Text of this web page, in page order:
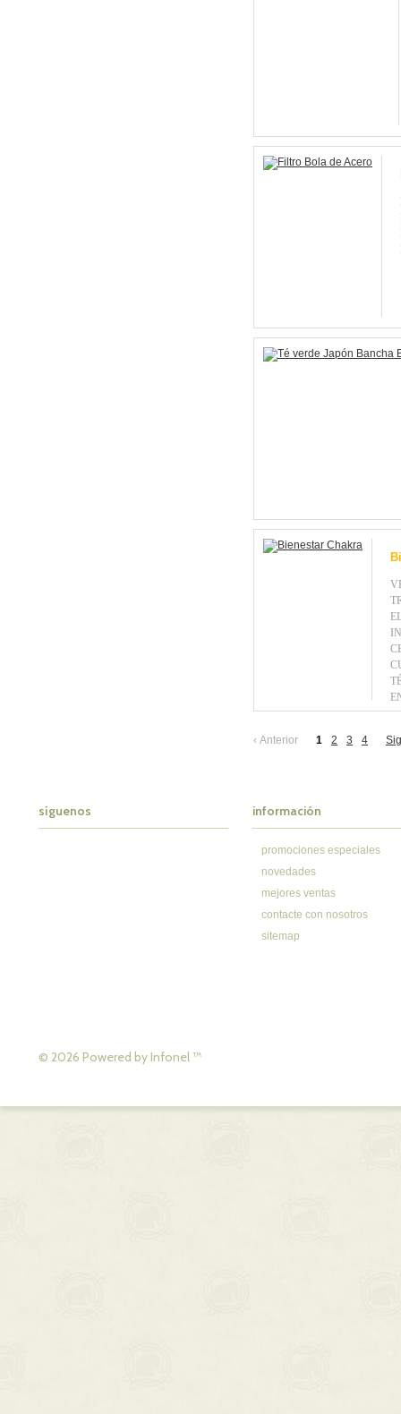
‹ Anterior 1 2 3 4
síguenos información
promociones especiales
novedades
mejores ventas
contacte con nosotros
sitemap
© 2026 Powered byInfonel™